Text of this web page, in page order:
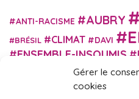
Gérer le
cookies
ANTI-RACISME AUBRY
BRÉSIL CLIMAT DAVI
ENSEMBLE-INSOUMIS
EUROPE EXTRÊME
FRANCE